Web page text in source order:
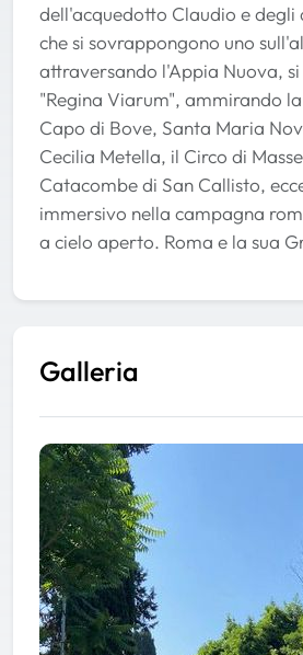
dell'acquedotto Claudio e
che si sovrappongono uno
attraversando l'Appia Nuova,
"Regina Viarum", ammirando
Capo di Bove, Santa Maria
Cecilia Metella, il Circo di
Catacombe di San Callisto,
immersivo nella campagna
a cielo aperto. Roma e la sua
Galleria